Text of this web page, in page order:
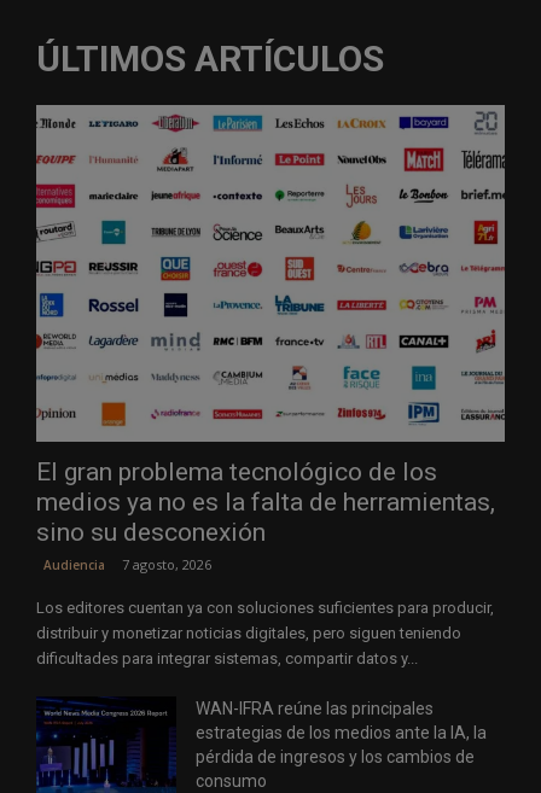
ÚLTIMOS ARTÍCULOS
El gran problema tecnológico de los
medios ya no es la falta de herramientas,
sino su desconexión
Audiencia 7 agosto, 2026
Los editores cuentan ya con soluciones suficientes para producir,
distribuir y monetizar noticias digitales, pero siguen teniendo
dificultades para integrar sistemas, compartir datos y...
WAN-IFRA reúne las principales
estrategias de los medios ante la IA, la
pérdida de ingresos y los cambios de
consumo